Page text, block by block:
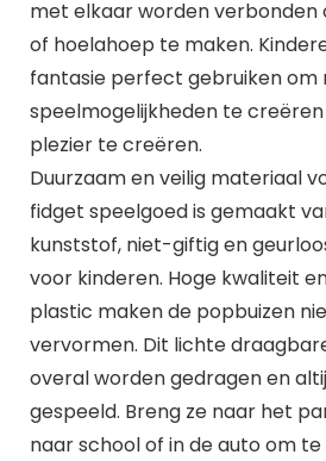
met elkaar worden verbonden
of hoelahoep te maken.
fantasie perfect gebruiken om
speelmogelijkheden te creëren
plezier te creëren.
Duurzaam en veilig materiaal
fidget speelgoed is gemaakt
kunststof, niet-giftig en
voor kinderen. Hoge kwaliteit
plastic maken de popbuizen
vervormen. Dit lichte
overal worden gedragen en
gespeeld. Breng ze naar het
naar school of in de auto om